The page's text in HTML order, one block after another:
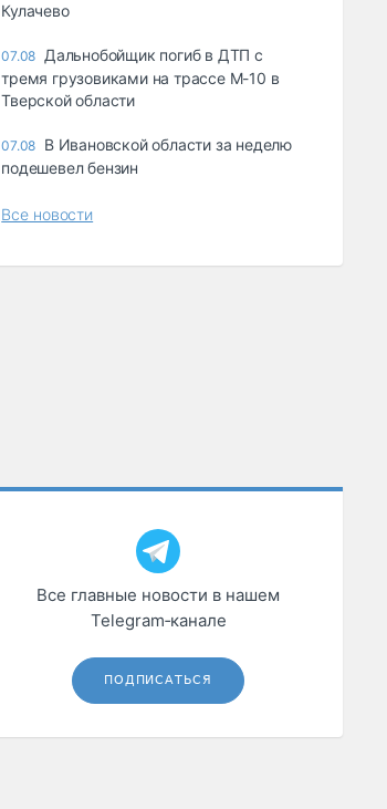
Кулачево
07.08 Дальнобойщик погиб в ДТП с
тремя грузовиками на трассе М-10 в
Тверской области
07.08 В Ивановской области за неделю
подешевел бензин
Все новости
Все главные новости в нашем
Telegram‑канале
ПОДПИСАТЬСЯ